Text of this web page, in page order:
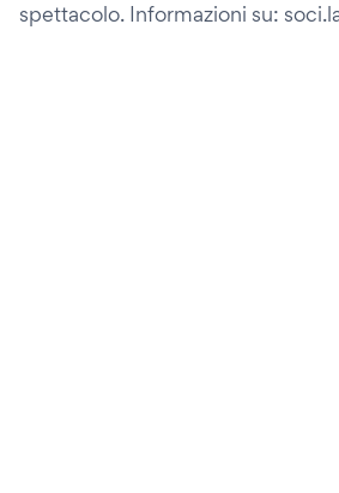
spettacolo. Informazioni su: